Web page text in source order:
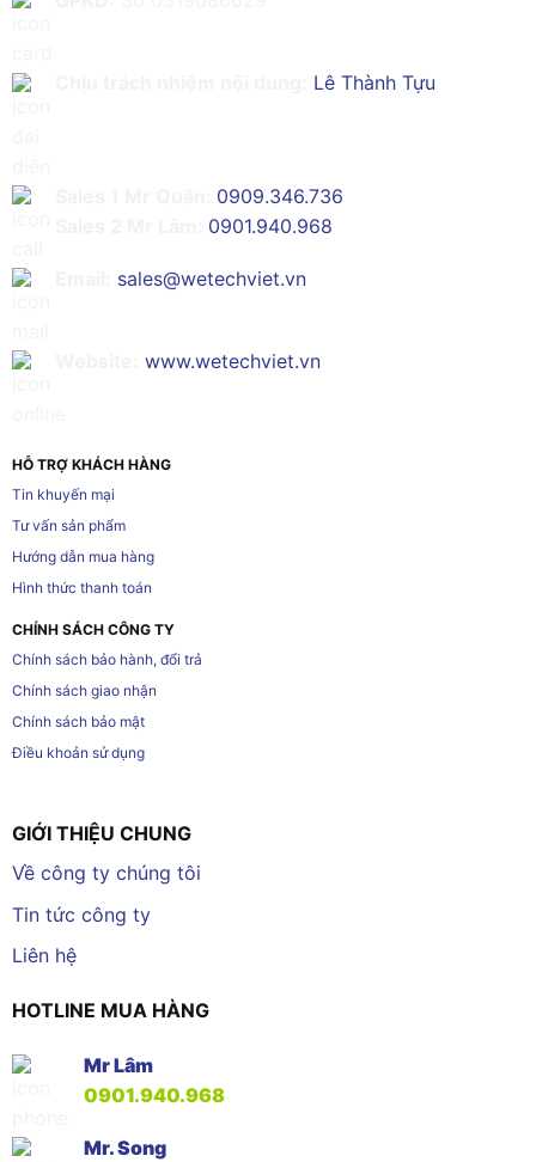
Lê Thành Tựu
0909.346.736
0901.940.968
sales@wetechviet.vn
www.wetechviet.vn
HỖ TRỢ KHÁCH HÀNG
Tin khuyến mại
Tư vấn sản phẩm
Hướng dẫn mua hàng
Hình thức thanh toán
CHÍNH SÁCH CÔNG TY
Chính sách bảo hành, đổi trả
Chính sách giao nhận
Chính sách bảo mật
Điều khoản sử dụng
GIỚI THIỆU CHUNG
Về công ty chúng tôi
Tin tức công ty
Liên hệ
HOTLINE MUA HÀNG
Mr Lâm
0901.940.968
Mr. Song